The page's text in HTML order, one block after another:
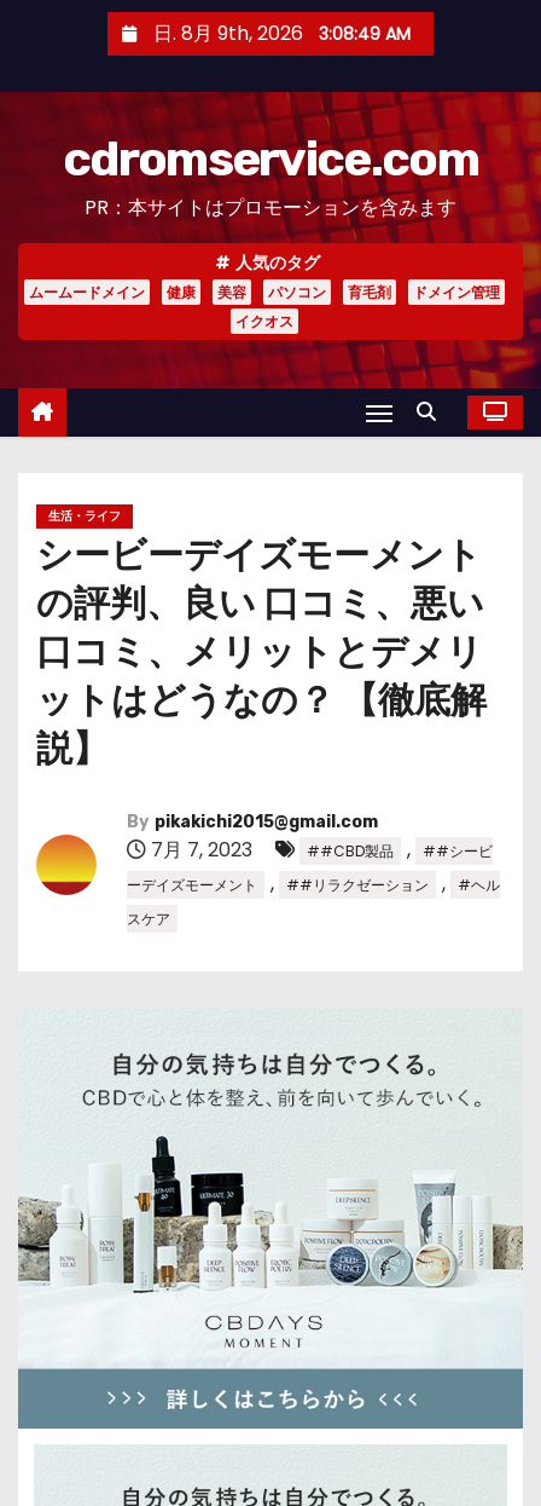
日. 8月 9th, 2026 3:08:51 AM
cdromservice.com
PR：本サイトはプロモーションを含みます
人気のタグ
ムームードメイン 健康 美容 パソコン 育毛剤
ドメイン管理
イクオス
生活・ライフ
シービーデイズモーメント
の評判、良い 口コミ、悪い
口コミ、メリットとデメリ
ットはどうなの？ 【徹底解
説】
By pikakichi2015@gmail.com
7月 7, 2023 ##CBD製品 ,
##シービ
ーデイズモーメント
, ##リラクゼーション ,
#ヘル
スケア